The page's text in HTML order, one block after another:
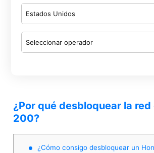
Estados Unidos
Seleccionar operador
¿Por qué desbloquear la red
200?
¿Cómo consigo desbloquear un